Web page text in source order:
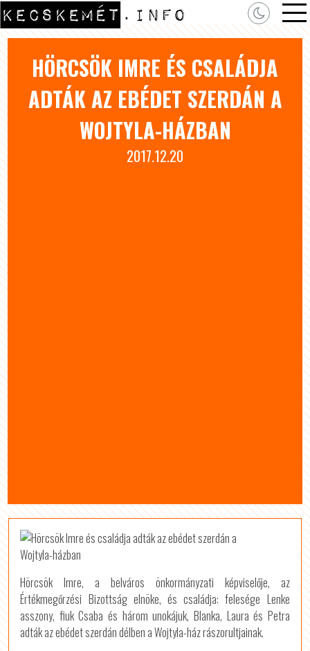
HÖRCSÖK IMRE ÉS CSALÁDJA
ADTÁK AZ EBÉDET SZERDÁN A
WOJTYLA-HÁZBAN
2017.12.20
Hörcsök Imre, a belváros önkormányzati képviselője, az
Értékmegőrzési Bizottság elnöke, és családja: felesége Lenke
asszony, fiuk Csaba és három unokájuk, Blanka, Laura és Petra
adták az ebédet szerdán délben a Wojtyla-ház rászorultjainak.